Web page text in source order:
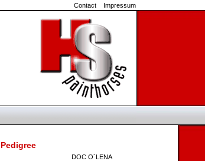
Contact Impressum
Pedigree
DOC O´LENA